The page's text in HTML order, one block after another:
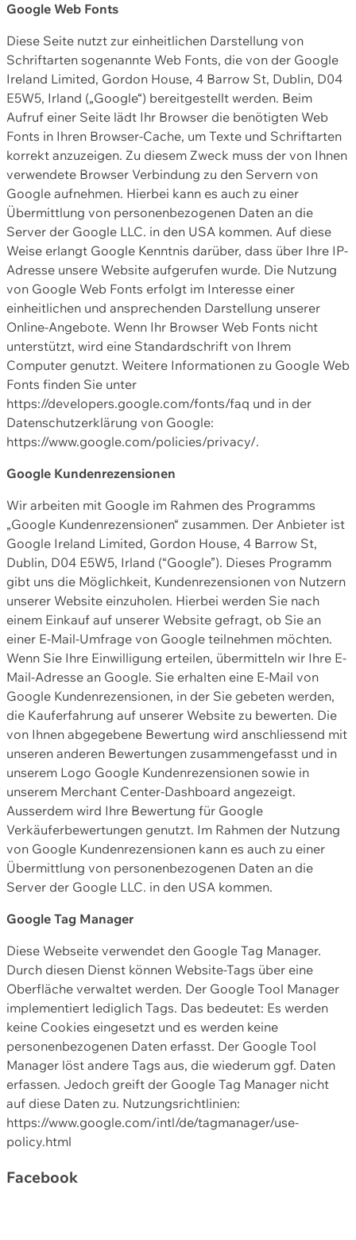
Google Web Fonts
Diese Seite nutzt zur einheitlichen Darstellung von
Schriftarten sogenannte Web Fonts, die von der Google
Ireland Limited, Gordon House, 4 Barrow St, Dublin, D04
E5W5, Irland („Google“) bereitgestellt werden. Beim
Aufruf einer Seite lädt Ihr Browser die benötigten Web
Fonts in Ihren Browser-Cache, um Texte und Schriftarten
korrekt anzuzeigen. Zu diesem Zweck muss der von Ihnen
verwendete Browser Verbindung zu den Servern von
Google aufnehmen. Hierbei kann es auch zu einer
Übermittlung von personenbezogenen Daten an die
Server der Google LLC. in den USA kommen. Auf diese
Weise erlangt Google Kenntnis darüber, dass über Ihre IP-
Adresse unsere Website aufgerufen wurde. Die Nutzung
von Google Web Fonts erfolgt im Interesse einer
einheitlichen und ansprechenden Darstellung unserer
Online-Angebote. Wenn Ihr Browser Web Fonts nicht
unterstützt, wird eine Standardschrift von Ihrem
Computer genutzt. Weitere Informationen zu Google Web
Fonts finden Sie unter
https://developers.google.com/fonts/faq und in der
Datenschutzerklärung von Google:
https://www.google.com/policies/privacy/.
Google Kundenrezensionen
Wir arbeiten mit Google im Rahmen des Programms
„Google Kundenrezensionen“ zusammen. Der Anbieter ist
Google Ireland Limited, Gordon House, 4 Barrow St,
Dublin, D04 E5W5, Irland (“Google”). Dieses Programm
gibt uns die Möglichkeit, Kundenrezensionen von Nutzern
unserer Website einzuholen. Hierbei werden Sie nach
einem Einkauf auf unserer Website gefragt, ob Sie an
einer E-Mail-Umfrage von Google teilnehmen möchten.
Wenn Sie Ihre Einwilligung erteilen, übermitteln wir Ihre E-
Mail-Adresse an Google. Sie erhalten eine E-Mail von
Google Kundenrezensionen, in der Sie gebeten werden,
die Kauferfahrung auf unserer Website zu bewerten. Die
von Ihnen abgegebene Bewertung wird anschliessend mit
unseren anderen Bewertungen zusammengefasst und in
unserem Logo Google Kundenrezensionen sowie in
unserem Merchant Center-Dashboard angezeigt.
Ausserdem wird Ihre Bewertung für Google
Verkäuferbewertungen genutzt. Im Rahmen der Nutzung
von Google Kundenrezensionen kann es auch zu einer
Übermittlung von personenbezogenen Daten an die
Server der Google LLC. in den USA kommen.
Google Tag Manager
Diese Webseite verwendet den Google Tag Manager.
Durch diesen Dienst können Website-Tags über eine
Oberfläche verwaltet werden. Der Google Tool Manager
implementiert lediglich Tags. Das bedeutet: Es werden
keine Cookies eingesetzt und es werden keine
personenbezogenen Daten erfasst. Der Google Tool
Manager löst andere Tags aus, die wiederum ggf. Daten
erfassen. Jedoch greift der Google Tag Manager nicht
auf diese Daten zu. Nutzungsrichtlinien:
https://www.google.com/intl/de/tagmanager/use-
policy.html
Facebook